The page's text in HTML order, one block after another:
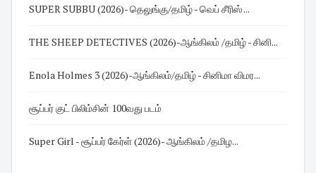
SUPER SUBBU (2026)- தெலுங்கு/தமிழ் - வெப் சீரிஸ் ...
THE SHEEP DETECTIVES (2026)-ஆங்கிலம் /தமிழ் - சினி...
Enola Holmes 3 (2026)-ஆங்கிலம்/தமிழ் - சினிமா விமர...
சூப்பர் குட் பிலிம்சின் 100வது படம்
Super Girl - சூப்பர் கேர்ள் (2026)- ஆங்கிலம் /தமிழ...